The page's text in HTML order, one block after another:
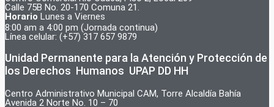
Calle 75B No. 20-170 Comuna 21.
Horario Lunes a Viernes
8:00 am a 4:00 pm (Jornada continua)
Línea celular: (+57) 317 657 9879
Unidad Permanente para la Atención y Protección de
los Derechos Humanos UPAP DD HH
Centro Administrativo Municipal CAM, Torre Alcaldía Bahía
Avenida 2 Norte No. 10 – 70